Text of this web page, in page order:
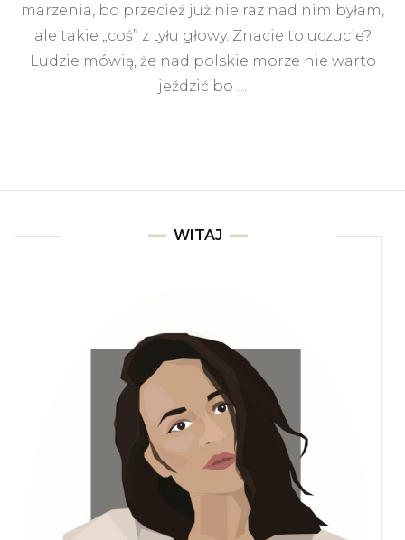
–
Sopot
marzenia, bo przecież już nie raz nad nim byłam,
ale takie „coś” z tyłu głowy. Znacie to uczucie?
Ludzie mówią, że nad polskie morze nie warto
jeździć bo …
WITAJ